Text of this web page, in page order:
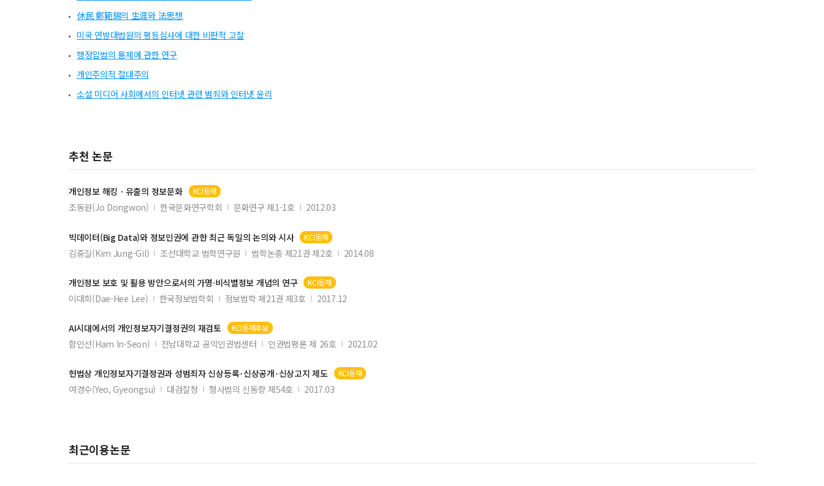
休民 鄭範錫의 生涯와 法思想
미국 연방대법원의 평등심사에 대한 비판적 고찰
행정입법의 통제에 관한 연구
개인주의적 절대주의
소셜 미디어 사회에서의 인터넷 관련 범죄와 인터넷 윤리
추천 논문
개인정보해킹ㆍ유출의 정보문화 KCI등재
조동원(Jo Dongwon) 한국문화연구학회 문화연구 제1-1호 2012.03
빅데이터(Big Data)와 정보인권에 관한 최근 독일의 논의와 시사 KCI등재
김중길(Kim Jung-Gil) 조선대학교 법학연구원 법학논총 제21권 제2호 2014.08
개인정보보호 및 활용 방안으로서의 가명⋅비식별정보 개념의 연구 KCI등재
이대희(Dae-Hee Lee) 한국정보법학회 정보법학 제21권 제3호 2017.12
AI시대에서의 개인정보자기결정권의 재검토 KCI등재후보
함인선(Ham In-Seon) 전남대학교 공익인권법센터 인권법평론 제 26호 2021.02
헌법상 개인정보자기결정권과 성범죄자 신상등록･신상공개･신상고지 제도 KCI등재
여경수(Yeo, Gyeongsu) 대검찰청 형사법의 신동향 제54호 2017.03
최근이용논문